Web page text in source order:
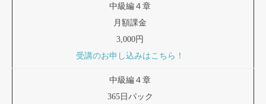
中級編４章
月額課金
3,000円
受講のお申し込みはこちら！
中級編４章
365日パック